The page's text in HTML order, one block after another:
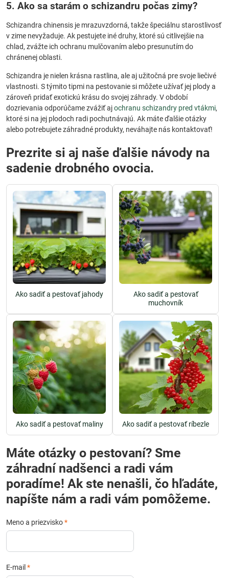
5. Ako sa starám o schizandru počas zimy?
Schizandra chinensis je mrazuvzdorná, takže špeciálnu starostlivosť
v zime nevyžaduje. Ak pestujete iné druhy, ktoré sú citlivejšie na
chlad, zvážte ich ochranu mulčovaním alebo presunutím do
chránenej oblasti.
Schizandra je nielen krásna rastlina, ale aj užitočná pre svoje liečivé
vlastnosti. S týmito tipmi na pestovanie si môžete užívať jej plody a
zároveň pridať exotickú krásu do svojej záhrady. V období
dozrievania odporúčame zvážiť ajochranu schizandry pred vtákmi,
ktoré si na jej plodoch radi pochutnávajú. Ak máte ďalšie otázky
alebo potrebujete záhradné produkty, neváhajte nás kontaktovať!
Prezrite si aj naše ďalšie návody na
sadenie drobného ovocia.
Ako sadiť a pestovať jahody
Ako sadiť a pestovať
muchovník
Ako sadiť a pestovať maliny Ako sadiť a pestovať ríbezle
Máte otázky o pestovaní? Sme
záhradní nadšenci a radi vám
poradíme! Ak ste nenašli, čo hľadáte,
napíšte nám a radi vám pomôžeme.
Meno a priezvisko*
E-mail *